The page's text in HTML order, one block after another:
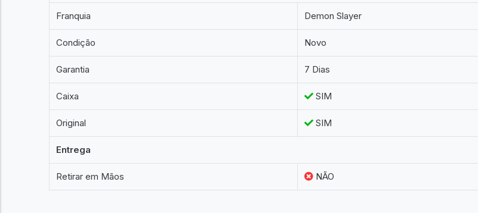
Franquia Demon Slayer
Condição Novo
Garantia 7 Dias
Caixa SIM
Original SIM
Entrega
Retirar em Mãos NÃO